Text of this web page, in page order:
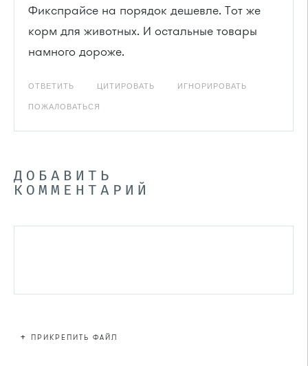
Фикспрайсе на порядок дешевле. Тот же
корм для животных. И остальные товары
намного дороже.
ОТВЕТИТЬ ЦИТИРОВАТЬ ИГНОРИРОВАТЬ
ПОЖАЛОВАТЬСЯ
ДОБАВИТЬ
КОММЕНТАРИЙ
+ ПРИКРЕПИТЬ ФАЙЛ